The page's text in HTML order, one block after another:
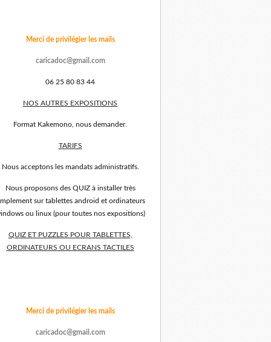
Merci de privilégier les mails
caricadoc@gmail.com
06 25 80 83 44
NOS AUTRES EXPOSITIONS
Format Kakemono, nous demander.
TARIFS
Nous acceptons les mandats administratifs.
Nous proposons des QUIZ à installer très
sur tablettes android et ordinateurs
ou linux (pour toutes nos expositions)
QUIZ ET PUZZLES POUR TABLETTES,
ORDINATEURS OU ECRANS TACTILES
Merci de privilégier les mails
caricadoc@gmail.com